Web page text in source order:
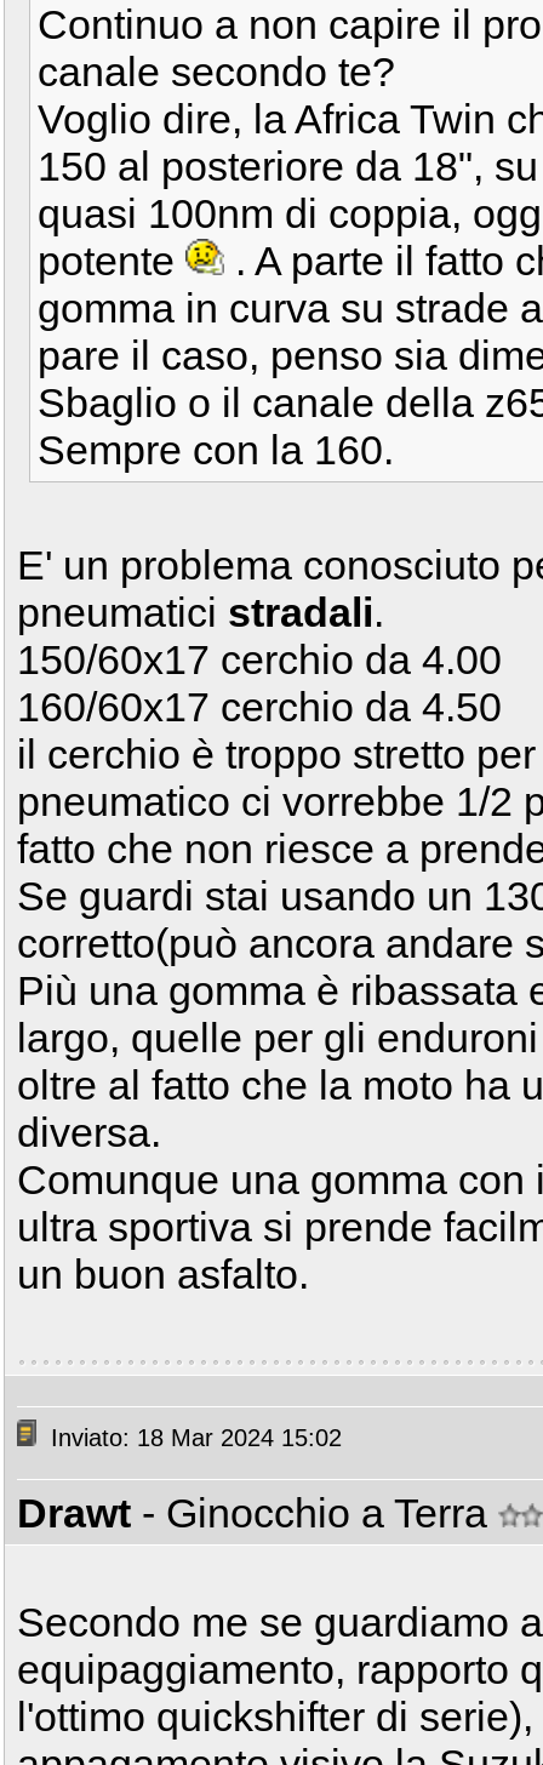
Continuo a non capire il
canale secondo te?
Voglio dire, la Africa Twin
150 al posteriore da 18",
quasi 100nm di coppia,
potente
. A parte il fatto
gomma in curva su strade
pare il caso, penso sia
Sbaglio o il canale della
Sempre con la 160.
E' un problema conosciuto
pneumatici stradali.
150/60x17 cerchio da 4.00
160/60x17 cerchio da 4.50
il cerchio è troppo stretto
pneumatico ci vorrebbe 1/2
fatto che non riesce a
Se guardi stai usando un
corretto(può ancora andare
Più una gomma è ribassata
largo, quelle per gli
oltre al fatto che la moto ha
diversa.
Comunque una gomma
ultra sportiva si prende
un buon asfalto.
Inviato: 18 Mar 2024 15:02
Drawt - Ginocchio a Terra
Secondo me se guardiamo
equipaggiamento, rapporto
l'ottimo quickshifter di